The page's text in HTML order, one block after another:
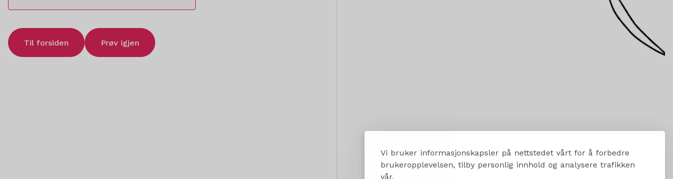
Vi bruker informasjonskapsler på nettstedet vårt for å forbedre
brukeropplevelsen, tilby personlig innhold og analysere trafikken
vår.
Til forsiden Prøv igjen